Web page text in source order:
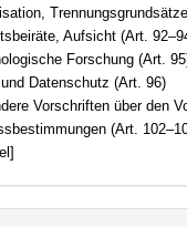
Aufsicht (Art.
Forschung (Art.
Datenschutz (Art. 96)
über den Vollzug der
(Art.